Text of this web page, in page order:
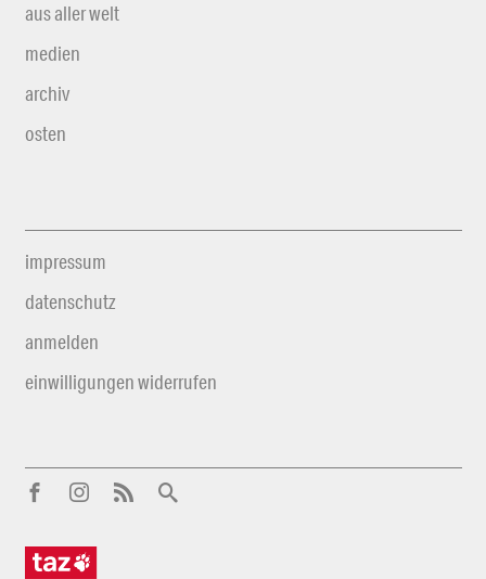
aus aller welt
medien
archiv
osten
impressum
datenschutz
anmelden
einwilligungen widerrufen